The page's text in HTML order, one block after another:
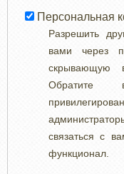
Персональная
Разрешить
вами через
скрывающую
Обратите
связаться с
функционал.